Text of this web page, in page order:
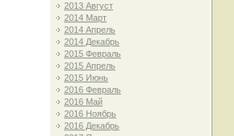
2013 Август
2014 Март
2014 Апрель
2014 Декабрь
2015 Февраль
2015 Апрель
2015 Июнь
2016 Февраль
2016 Май
2016 Ноябрь
2016 Декабрь